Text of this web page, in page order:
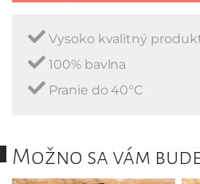
Vysoko kvalitný
100% bavlna
Pranie do 40°C
Možno sa vám